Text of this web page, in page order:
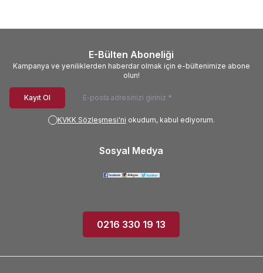
E-Bülten Aboneliği
Kampanya ve yeniliklerden haberdar olmak için e-bültenimize abone
olun!
Kayıt Ol
KVKK Sözleşmesi'ni okudum, kabul ediyorum.
Sosyal Medya
0216 330 19 13